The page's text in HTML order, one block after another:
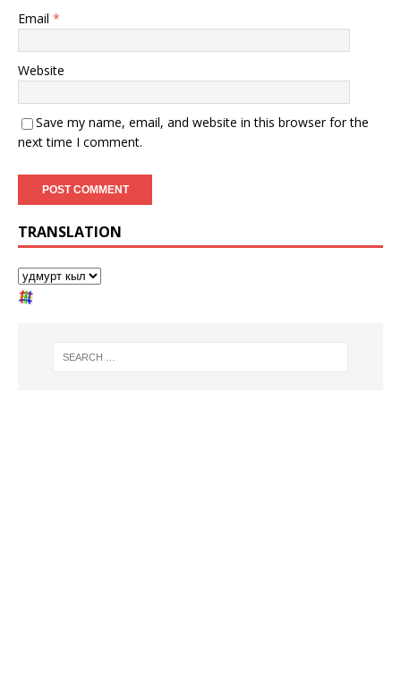
Email *
Website
Save my name, email, and website in this browser for the
next time I comment.
TRANSLATION